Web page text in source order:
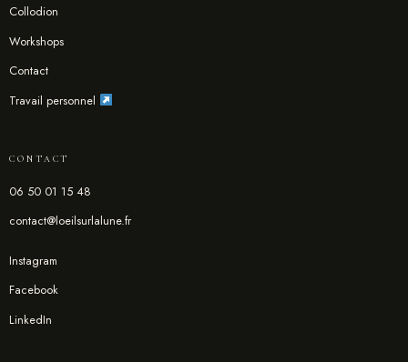
Collodion
Workshops
Contact
Travail personnel
CONTACT
06 50 01 15 48
contact@loeilsurlalune.fr
Instagram
Facebook
LinkedIn